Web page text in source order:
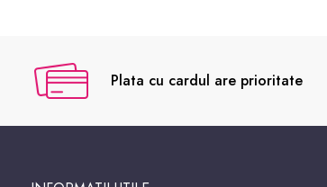
Plata cu cardul are prioritate